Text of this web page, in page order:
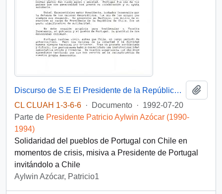
Discurso de S.E El Presidente de la República. D. Patricio Aylwin Azócar, en el banquete ofrecido en su honor por el Presidente de Portugal, D. Mario Soares
CL CLUAH 1-3-6-6 · Documento · 1992-07-20
Parte de Presidente Patricio Aylwin Azócar (1990-
1994)
Solidaridad del pueblos de Portugal con Chile en
momentos de crisis, misiva a Presidente de Portugal
invitándolo a Chile
Aylwin Azócar, Patricio1